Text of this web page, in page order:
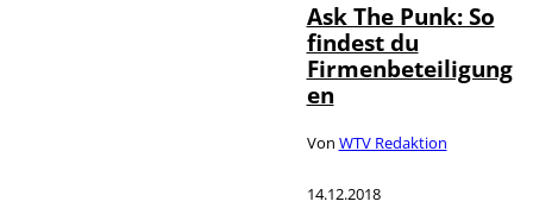
Ask The Punk: So
findest du
Firmenbeteiligung
en
Von WTV Redaktion
14.12.2018